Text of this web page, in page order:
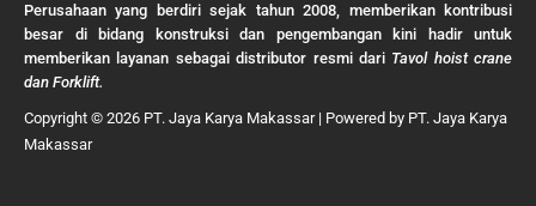
Perusahaan yang berdiri sejak tahun 2008, memberikan kontribusi
besar di bidang konstruksi dan pengembangan kini hadir untuk
memberikan layanan sebagai distributor resmi dari Tavol hoist crane
dan Forklift.
Copyright © 2026 PT. Jaya Karya Makassar | Powered by PT. Jaya Karya
Makassar